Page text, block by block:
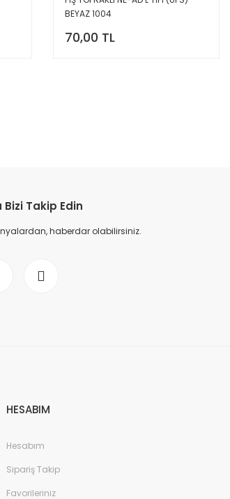
BEYAZ 1004
70,00 TL
Takip Edin
haberdar olabilirsiniz.
HESABIM
Hesabım
Sipariş Takip
Favorileriniz